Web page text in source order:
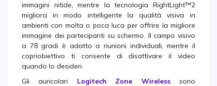
immagini nitide, mentre la tecnologia RightLight™2
migliora in modo intelligente la qualità visiva in
ambienti con molta o poca luca per offrire la migliore
immagine dei partecipanti su schermo. Il campo visivo
a 78 gradi è adatto a riunioni individuali, mentre il
copriobiettivo ti consente di disattivare il video
quando lo desideri.
Gli auricolari Logitech Zone Wirelesssono